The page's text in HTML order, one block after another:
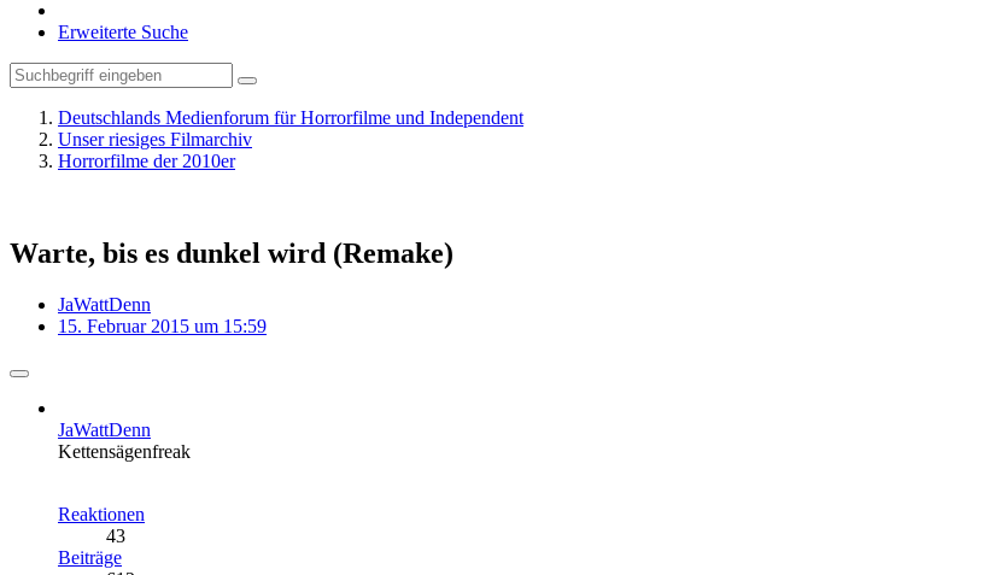
Erweiterte Suche
Deutschlands Medienforum für Horrorfilme und Independent
Unser riesiges Filmarchiv
Horrorfilme der 2010er
Warte, bis es dunkel wird (Remake)
JaWattDenn
15. Februar 2015 um 15:59
JaWattDenn
Kettensägenfreak
Reaktionen
43
Beiträge